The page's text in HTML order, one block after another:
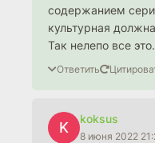
содержанием
культурная
Так нелепо все это.
Ответить
K
koksus
8 июня 2022